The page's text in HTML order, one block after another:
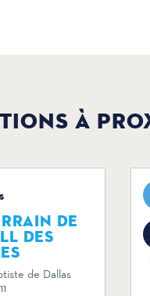
À
DE
DES
de Dallas